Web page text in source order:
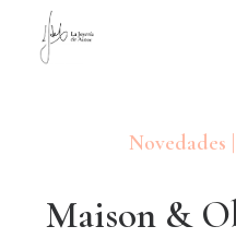
APUNTES
Novedades
Maison & O